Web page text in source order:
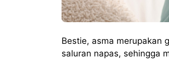
Bestie, asma merupakan
saluran napas, sehingga